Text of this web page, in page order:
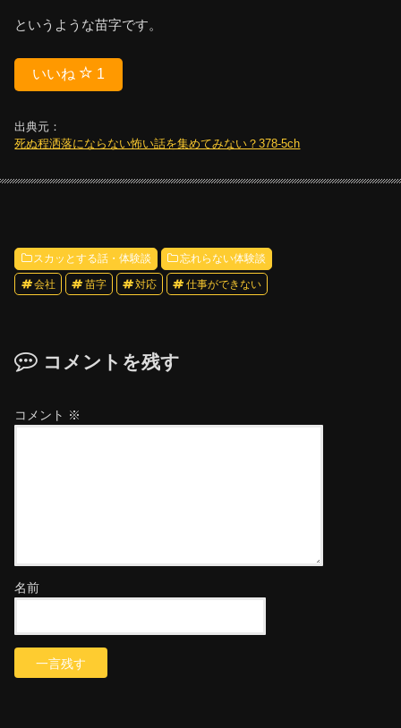
というような苗字です。
いいね 1
出典元：
死ぬ程洒落にならない怖い話を集めてみない？378-5ch
スカッとする話・体験談 忘れらない体験談
会社 苗字 対応 仕事ができない
コメントを残す
コメント ※
名前